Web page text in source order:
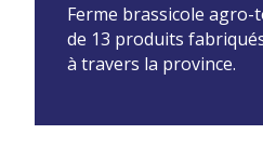
Ferme brassicole
de 13 produits
à travers la province.